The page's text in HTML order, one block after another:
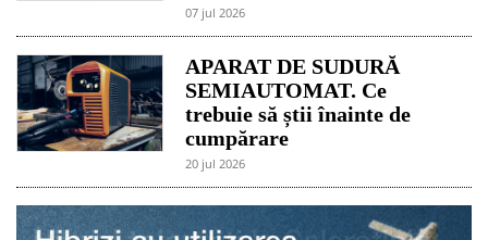
07 jul 2026
APARAT DE SUDURĂ
SEMIAUTOMAT. Ce
trebuie să știi înainte de
cumpărare
20 jul 2026